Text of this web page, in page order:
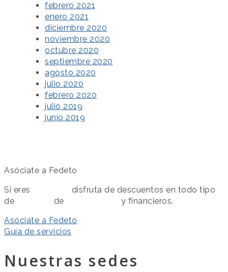
febrero 2021
enero 2021
diciembre 2020
noviembre 2020
octubre 2020
septiembre 2020
agosto 2020
julio 2020
febrero 2020
julio 2019
junio 2019
Asóciate a Fedeto
Si eres
disfruta de descuentos en todo tipo
de
de
y financieros.
Asóciate a Fedeto
Guía de servicios
Nuestras sedes